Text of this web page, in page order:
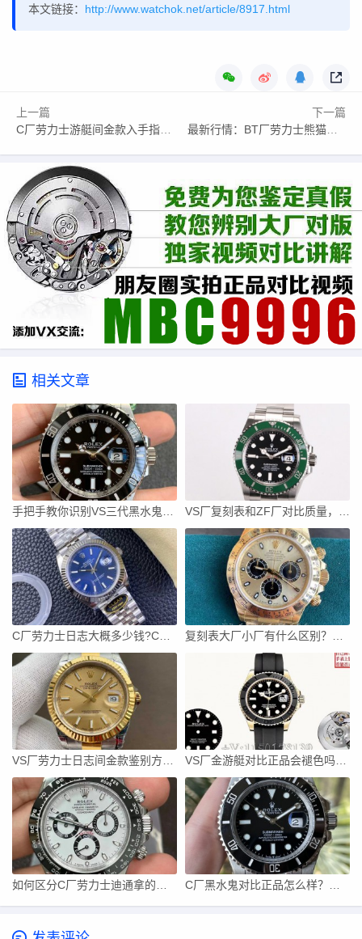
本文链接： http://www.watchok.net/article/8917.html
上一篇
C厂劳力士游艇间金款入手指南,让您不被套路！
下一篇
最新行情：BT厂劳力士熊猫迪通拿一眼假么
相关文章